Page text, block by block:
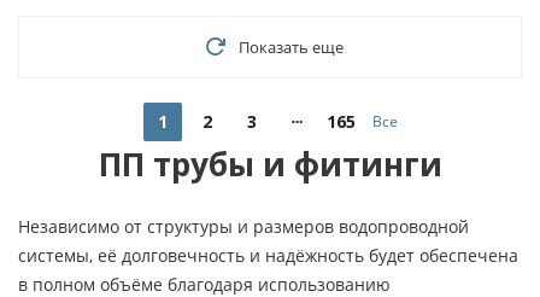
Показать еще
1 2 3 165 Все
ПП трубы и фитинги
Независимо от структуры и размеров водопроводной
системы, её долговечность и надёжность будет обеспечена
в полном объёме благодаря использованию